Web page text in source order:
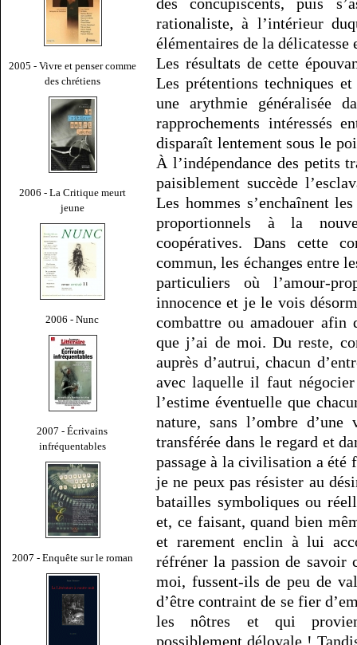
2005 - Vivre et penser comme
des chrétiens
2006 - La Critique meurt
jeune
2006 - Nunc
2007 - Écrivains
infréquentables
2007 - Enquête sur le roman
rationaliste, à l’intérieur
élémentaires de la
Les résultats de cette
Les prétentions techniques
une arythmie généralisée
rapprochements intéressés
disparaît lentement sous le
À l’indépendance des petits
paisiblement succède
Les hommes s’enchaînent
proportionnels à la
coopératives. Dans cette
commun, les échanges entre
particuliers où l’amour-
innocence et je le vois
combattre ou amadouer afin
que j’ai de moi. Du reste,
auprès d’autrui, chacun
avec laquelle il faut
l’estime éventuelle que
nature, sans l’ombre d’une
transférée dans le regard et
passage à la civilisation a été
je ne peux pas résister au
batailles symboliques ou
et, ce faisant, quand bien
et rarement enclin à lui
réfréner la passion de savoir
moi, fussent-ils de peu de
d’être contraint de se fier
les nôtres et qui
possiblement déloyale !